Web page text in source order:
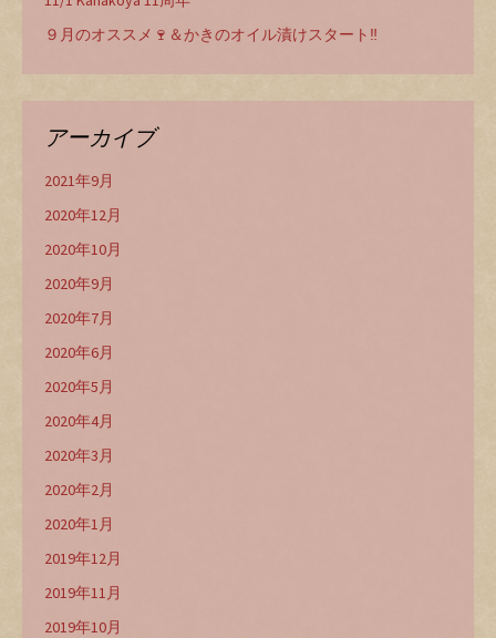
９月のオススメ🍷＆かきのオイル漬けスタート‼️
アーカイブ
2021年9月
2020年12月
2020年10月
2020年9月
2020年7月
2020年6月
2020年5月
2020年4月
2020年3月
2020年2月
2020年1月
2019年12月
2019年11月
2019年10月